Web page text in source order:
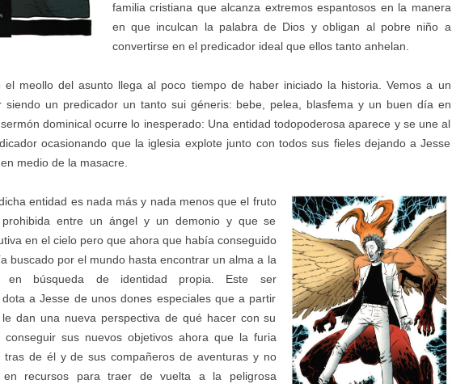
familia cristiana que alcanza extremos espantosos en la manera
en que inculcan la palabra de Dios y obligan al pobre niño a
convertirse en el predicador ideal que ellos tanto anhelan.
el meollo del asunto llega al poco tiempo de haber iniciado la historia. Vemos a un
siendo un predicador un tanto sui géneris: bebe, pelea, blasfema y un buen día en
dominical ocurre lo inesperado: Una entidad todopoderosa aparece y se une al
ocasionando que la iglesia explote junto con todos sus fieles dejando a Jesse
medio de la masacre.
entidad es nada más y nada menos que el fruto
entre un ángel y un demonio y que se
en el cielo pero que ahora que había conseguido
buscado por el mundo hasta encontrar un alma a la
en búsqueda de identidad propia. Este ser
dota a Jesse de unos dones especiales que a partir
dan una nueva perspectiva de qué hacer con su
sus nuevos objetivos ahora que la furia
tras de él y de sus compañeros de aventuras y no
en recursos para traer de vuelta a la peligrosa